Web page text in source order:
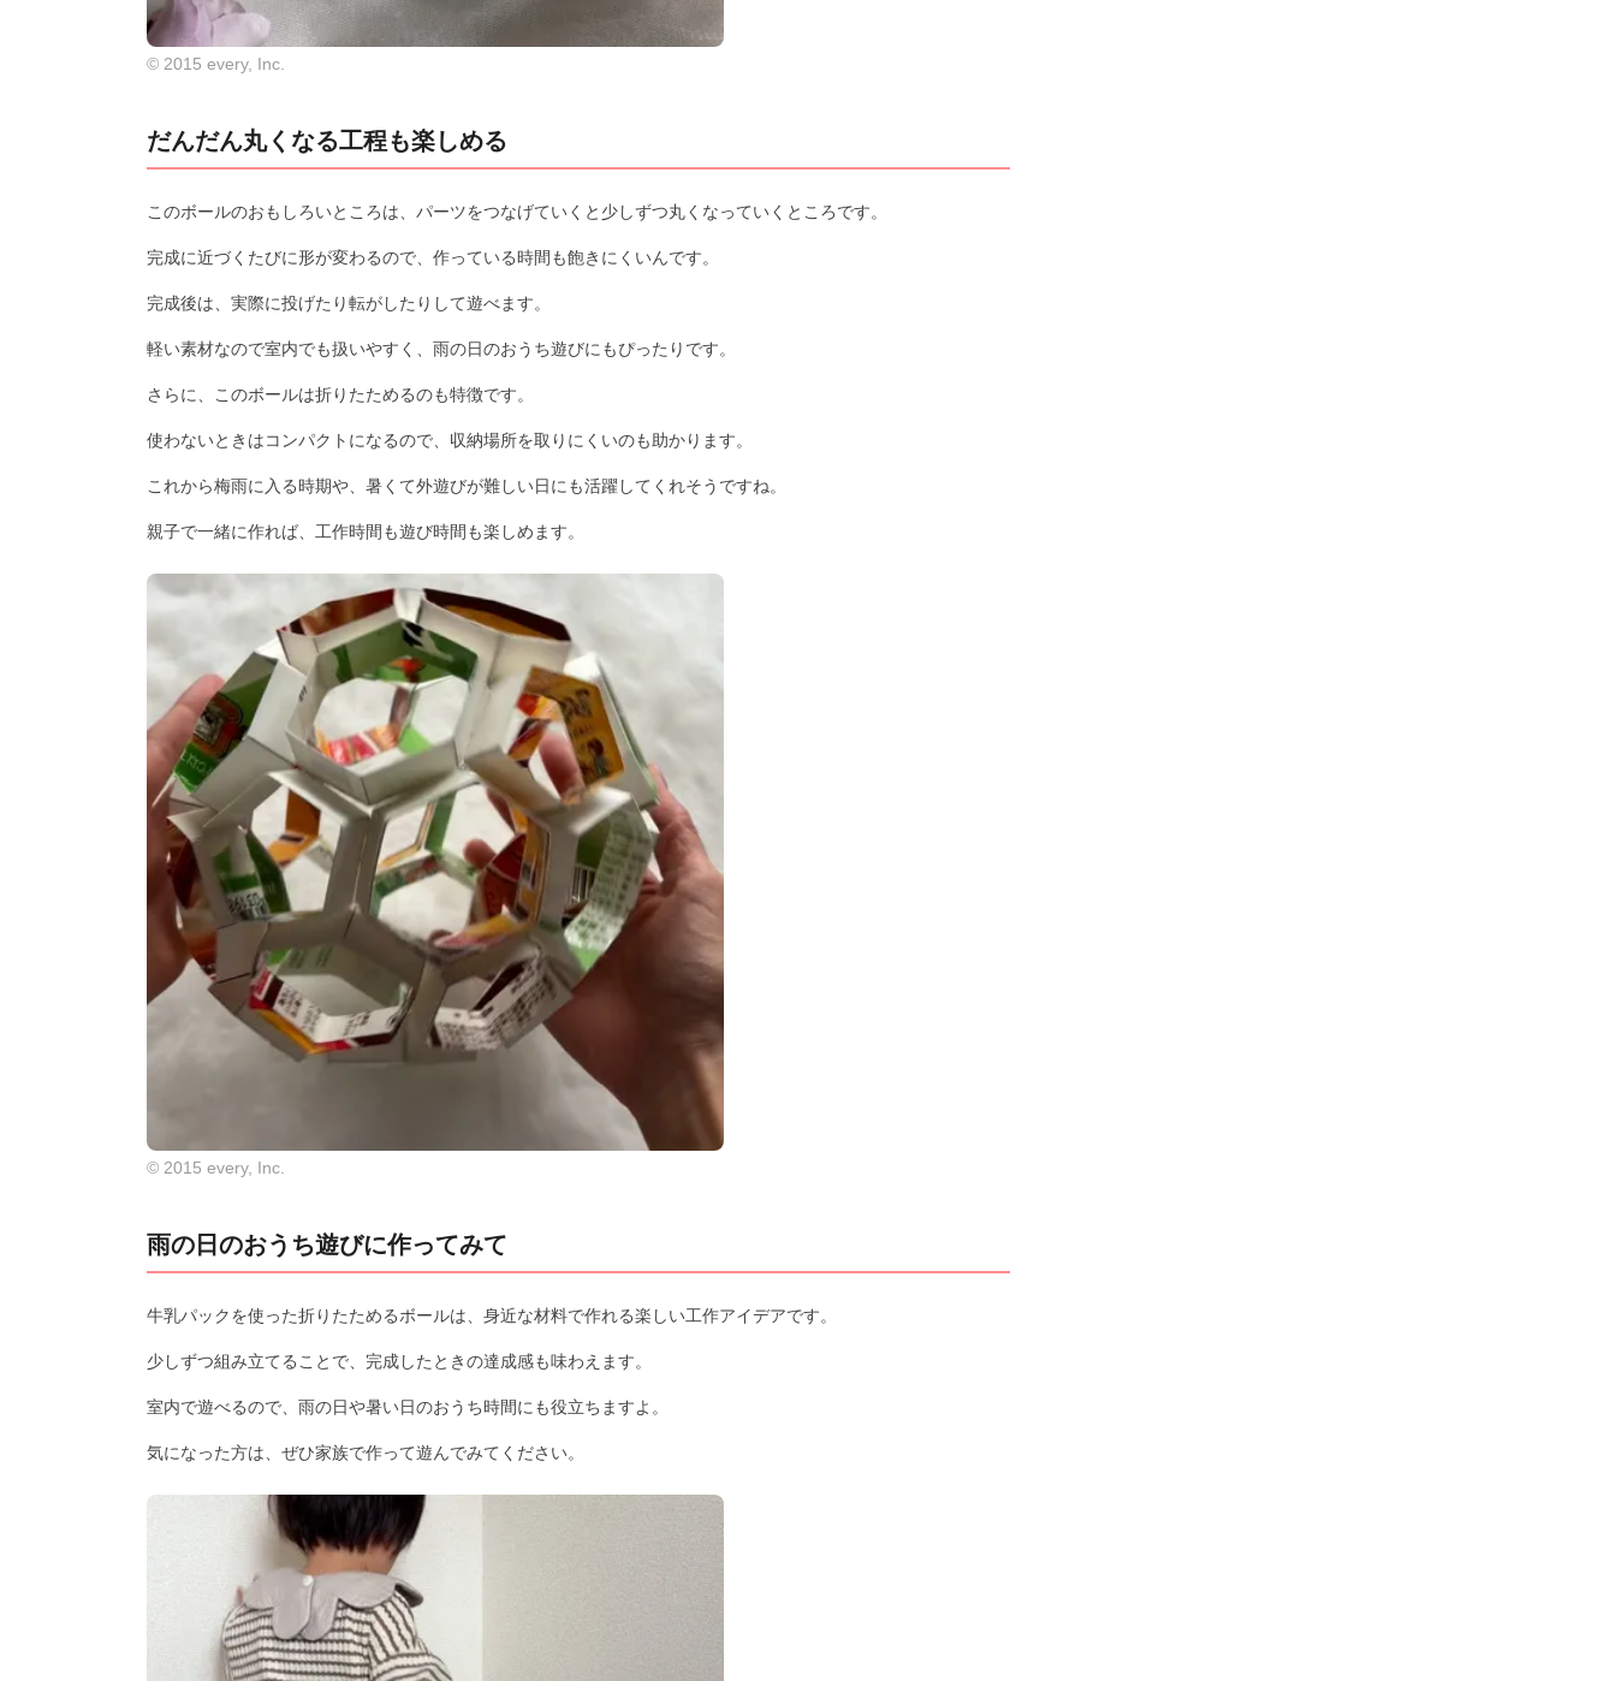
© 2015 every, Inc.
だんだん丸くなる工程も楽しめる
このボールのおもしろいところは、パーツをつなげていくと少しずつ丸くなっていくところです。
完成に近づくたびに形が変わるので、作っている時間も飽きにくいんです。
完成後は、実際に投げたり転がしたりして遊べます。
軽い素材なので室内でも扱いやすく、雨の日のおうち遊びにもぴったりです。
さらに、このボールは折りたためるのも特徴です。
使わないときはコンパクトになるので、収納場所を取りにくいのも助かります。
これから梅雨に入る時期や、暑くて外遊びが難しい日にも活躍してくれそうですね。
親子で一緒に作れば、工作時間も遊び時間も楽しめます。
© 2015 every, Inc.
雨の日のおうち遊びに作ってみて
牛乳パックを使った折りたためるボールは、身近な材料で作れる楽しい工作アイデアです。
少しずつ組み立てることで、完成したときの達成感も味わえます。
室内で遊べるので、雨の日や暑い日のおうち時間にも役立ちますよ。
気になった方は、ぜひ家族で作って遊んでみてください。